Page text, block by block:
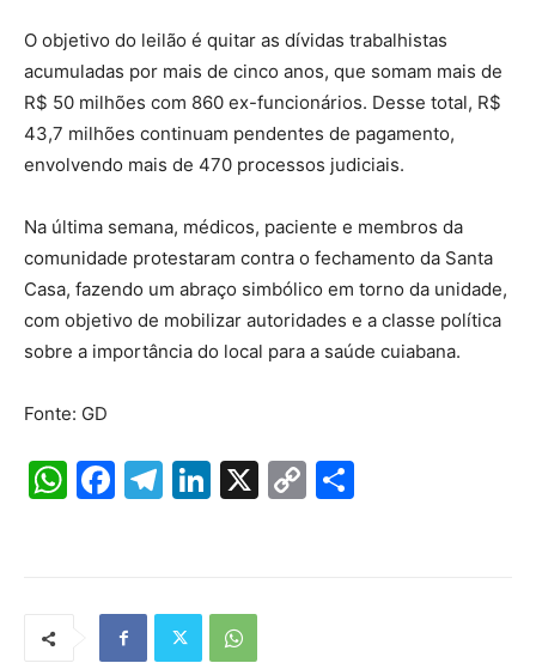
O objetivo do leilão é quitar as dívidas trabalhistas
acumuladas por mais de cinco anos, que somam mais de
R$ 50 milhões com 860 ex-funcionários. Desse total, R$
43,7 milhões continuam pendentes de pagamento,
envolvendo mais de 470 processos judiciais.
Na última semana, médicos, paciente e membros da
comunidade protestaram contra o fechamento da Santa
Casa, fazendo um abraço simbólico em torno da unidade,
com objetivo de mobilizar autoridades e a classe política
sobre a importância do local para a saúde cuiabana.
Fonte: GD
W F
b
T
a
Li
dI
X
C